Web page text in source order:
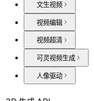
文生视频
视频编辑
视频超清
可灵视频生成
人像驱动